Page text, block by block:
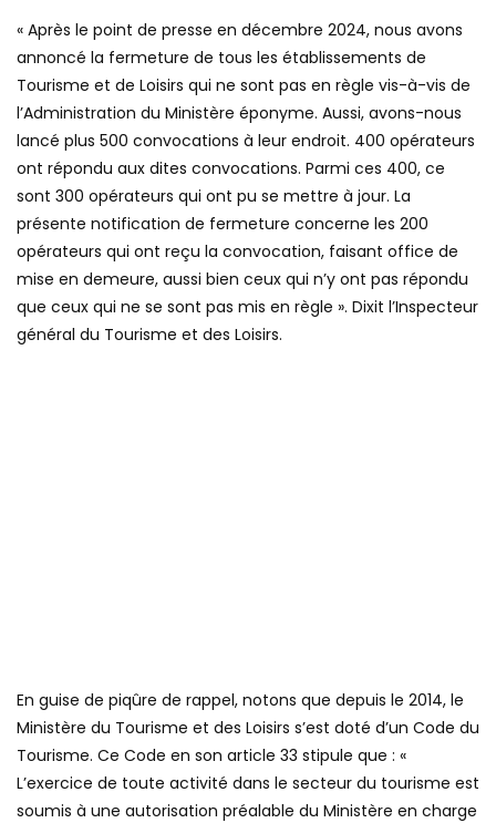
« Après le point de presse en décembre 2024, nous avons
annoncé la fermeture de tous les établissements de
Tourisme et de Loisirs qui ne sont pas en règle vis-à-vis de
l’Administration du Ministère éponyme. Aussi, avons-nous
lancé plus 500 convocations à leur endroit. 400 opérateurs
ont répondu aux dites convocations. Parmi ces 400, ce
sont 300 opérateurs qui ont pu se mettre à jour. La
présente notification de fermeture concerne les 200
opérateurs qui ont reçu la convocation, faisant office de
mise en demeure, aussi bien ceux qui n’y ont pas répondu
que ceux qui ne se sont pas mis en règle ». Dixit l’Inspecteur
général du Tourisme et des Loisirs.
En guise de piqûre de rappel, notons que depuis le 2014, le
Ministère du Tourisme et des Loisirs s’est doté d’un Code du
Tourisme. Ce Code en son article 33 stipule que : «
L’exercice de toute activité dans le secteur du tourisme est
soumis à une autorisation préalable du Ministère en charge